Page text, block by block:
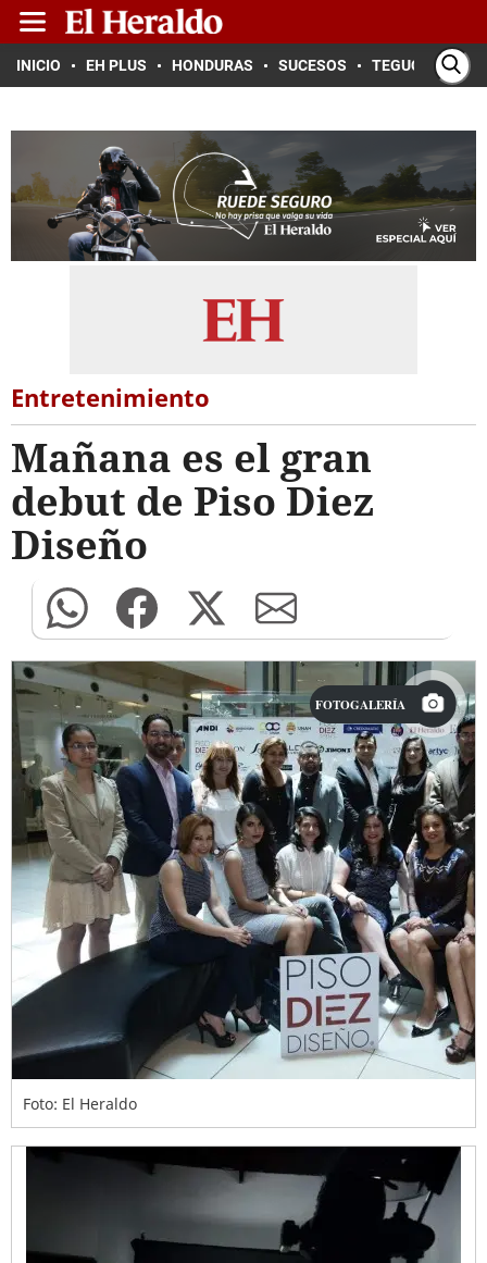
INICIO EH PLUS HONDURAS SUCESOS TEGUCIGALPA
Entretenimiento
Mañana es el gran
debut de Piso Diez
Diseño
FOTOGALERÍA
Foto: El Heraldo